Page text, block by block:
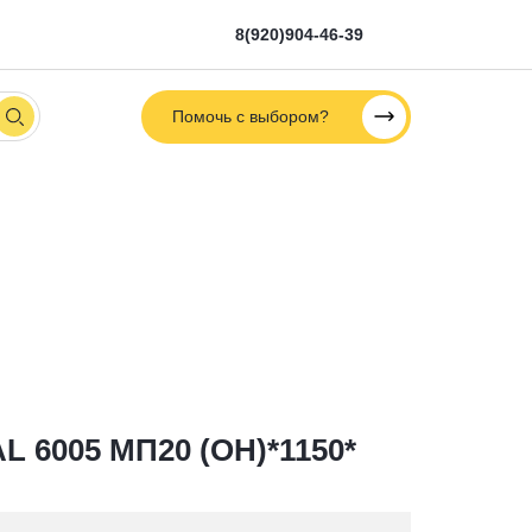
8(920)904-46-39
Помочь с выбором?
6005 МП20 (ОН)*1150*